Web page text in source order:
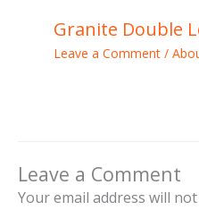
Granite Double
Leave a Comment /
Leave a Comment
Your email address will